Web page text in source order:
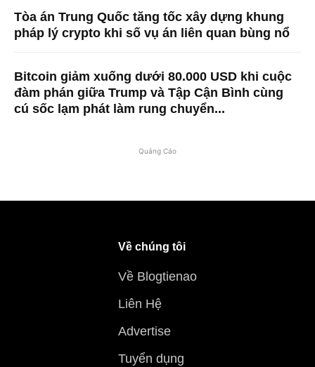
Tòa án Trung Quốc tăng tốc xây dựng khung
pháp lý crypto khi số vụ án liên quan bùng nổ
Bitcoin giảm xuống dưới 80.000 USD khi cuộc
đàm phán giữa Trump và Tập Cận Bình cùng
cú sốc lạm phát làm rung chuyển...
Quảng Cáo
Về chúng tôi
Về Blogtienao
Liên Hệ
Advertise
Tuyển dụng